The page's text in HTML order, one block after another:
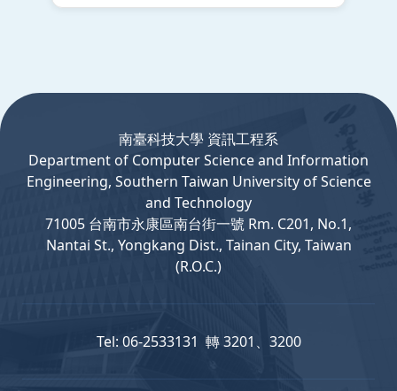
南臺科技大學 資訊工程系
Departmentof ComputerScience and Information
Engineering, Southern Taiwan University of Science
and Technology
71005 台南市永康區南台街一號 Rm. C201, No.1,
Nantai St., Yongkang Dist., Tainan City, Taiwan
(R.O.C.)
Tel: 06-2533131 轉 3201、3200